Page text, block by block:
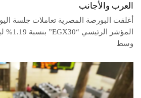
العرب والأجانب
أغلقت البورصة المصرية تعاملات جلسة
وسط